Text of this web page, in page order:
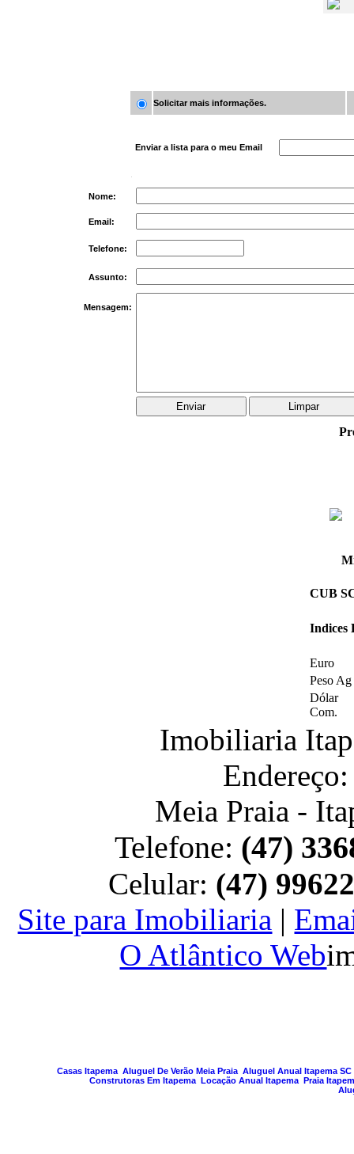
Solicitar mais informações.
Enviar a lista para o meu Email
Nome:
Email:
Telefone:
Assunto:
Mensagem:
CUB
Indices
Euro
Peso Ag
Dólar
Com.
Imobiliaria
Meia Praia -
Telefone: (47)
Celular: (47)
Site para Imobiliaria |
O Atlântico Web
Aluguel Anual Itapema SC
Aluguel De Verão Meia Praia
Casas Itapema
Praia
Locação Anual Itapema
Construtoras Em Itapema